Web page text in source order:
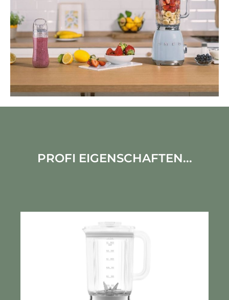
PROFI EIGENSCHAFTEN...